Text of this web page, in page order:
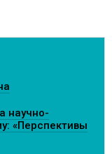
научно-
«Перспективы